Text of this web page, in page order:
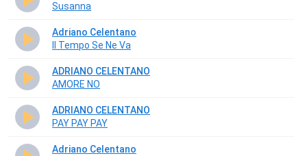
Susanna
Adriano Celentano
Il Tempo Se Ne Va
ADRIANO CELENTANO
AMORE NO
ADRIANO CELENTANO
PAY PAY PAY
Adriano Celentano